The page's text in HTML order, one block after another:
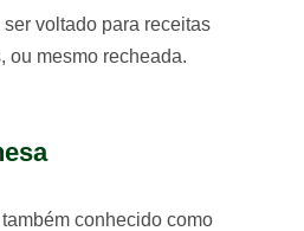
voltado para receitas
ou mesmo recheada.
conhecido como